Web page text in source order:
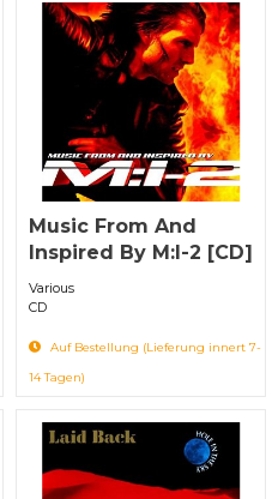
Music From And
Inspired By M:I-2 [CD]
Various
CD
Auf Bestellung (Lieferung innert 7-
14 Tagen)